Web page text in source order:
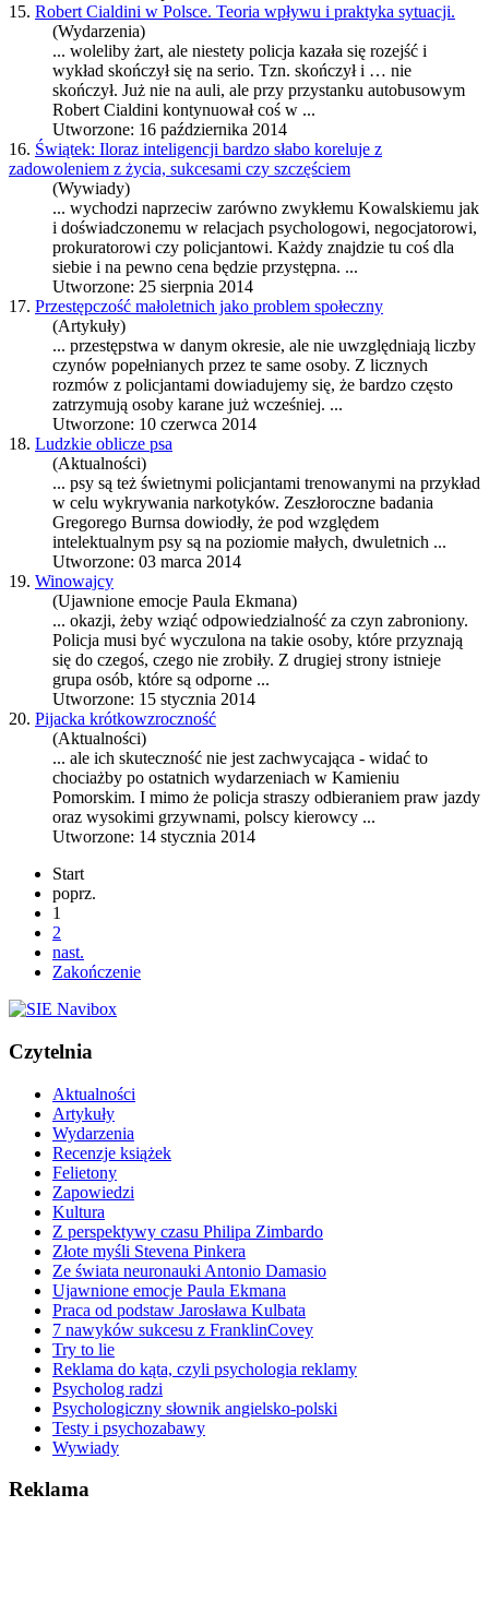
15. Robert Cialdini w Polsce. Teoria wpływu i praktyka sytuacji.
(Wydarzenia)
... woleliby żart, ale niestety policja kazała się rozejść i
wykład skończył się na serio. Tzn. skończył i … nie
skończył. Już nie na auli, ale przy przystanku autobusowym
Robert Cialdini kontynuował coś w ...
Utworzone: 16 października 2014
16. Świątek: Iloraz inteligencji bardzo słabo koreluje z
zadowoleniem z życia, sukcesami czy szczęściem
(Wywiady)
... wychodzi naprzeciw zarówno zwykłemu Kowalskiemu jak
i doświadczonemu w relacjach psychologowi, negocjatorowi,
prokuratorowi czy policjantowi. Każdy znajdzie tu coś dla
siebie i na pewno cena będzie przystępna. ...
Utworzone: 25 sierpnia 2014
17. Przestępczość małoletnich jako problem społeczny
(Artykuły)
... przestępstwa w danym okresie, ale nie uwzględniają liczby
czynów popełnianych przez te same osoby. Z licznych
rozmów z policjantami dowiadujemy się, że bardzo często
zatrzymują osoby karane już wcześniej. ...
Utworzone: 10 czerwca 2014
18. Ludzkie oblicze psa
(Aktualności)
... psy są też świetnymi policjantami trenowanymi na przykład
w celu wykrywania narkotyków. Zeszłoroczne badania
Gregorego Burnsa dowiodły, że pod względem
intelektualnym psy są na poziomie małych, dwuletnich ...
Utworzone: 03 marca 2014
19. Winowajcy
(Ujawnione emocje Paula Ekmana)
... okazji, żeby wziąć odpowiedzialność za czyn zabroniony.
Policja musi być wyczulona na takie osoby, które przyznają
się do czegoś, czego nie zrobiły. Z drugiej strony istnieje
grupa osób, które są odporne ...
Utworzone: 15 stycznia 2014
20. Pijacka krótkowzroczność
(Aktualności)
... ale ich skuteczność nie jest zachwycająca - widać to
chociażby po ostatnich wydarzeniach w Kamieniu
Pomorskim. I mimo że policja straszy odbieraniem praw jazdy
oraz wysokimi grzywnami, polscy kierowcy ...
Utworzone: 14 stycznia 2014
Start
poprz.
1
2
nast.
Zakończenie
Czytelnia
Aktualności
Artykuły
Wydarzenia
Recenzje książek
Felietony
Zapowiedzi
Kultura
Z perspektywy czasu Philipa Zimbardo
Złote myśli Stevena Pinkera
Ze świata neuronauki Antonio Damasio
Ujawnione emocje Paula Ekmana
Praca od podstaw Jarosława Kulbata
7 nawyków sukcesu z FranklinCovey
Try to lie
Reklama do kąta, czyli psychologia reklamy
Psycholog radzi
Psychologiczny słownik angielsko-polski
Testy i psychozabawy
Wywiady
Reklama